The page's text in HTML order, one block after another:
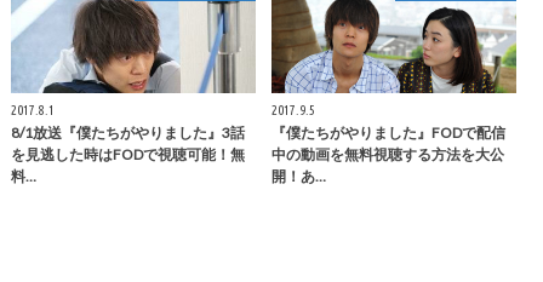
2017.8.1
8/1放送『僕たちがやりました』3話
を見逃した時はFODで視聴可能！無
料…
2017.9.5
『僕たちがやりました』FODで配信
中の動画を無料視聴する方法を大公
開！あ…